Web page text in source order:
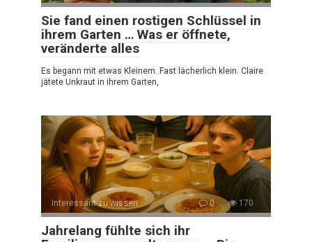
Sie fand einen rostigen Schlüssel in
ihrem Garten … Was er öffnete,
veränderte alles
Es begann mit etwas Kleinem. Fast lächerlich klein. Claire
jätete Unkraut in ihrem Garten,
Interessant zu wissen 0 170
Jahrelang fühlte sich ihr